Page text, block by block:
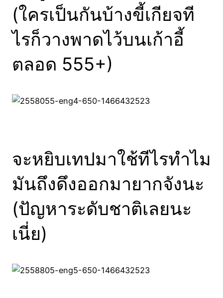
(ใครเป็นกันบ้างขี้เกียจที
ไรก็วางพาดไว้บนเก้าอี้
ตลอด 555+)
จะหยิบเทปมาใช้ทีไรทำไม
มันถึงดึงออกมายากจังนะ
(ปัญหาระดับชาติเลยนะ
เนี่ย)